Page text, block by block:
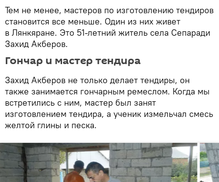
Тем не менее, мастеров по изготовлению тендиров
становится все меньше. Один из них живет
в Лянкяране. Это 51-летний житель села Сепаради
Захид Акберов.
Гончар и мастер тендира
Захид Акберов не только делает тендиры, он
также занимается гончарным ремеслом. Когда мы
встретились с ним, мастер был занят
изготовлением тендира, а ученик измельчал смесь
желтой глины и песка.